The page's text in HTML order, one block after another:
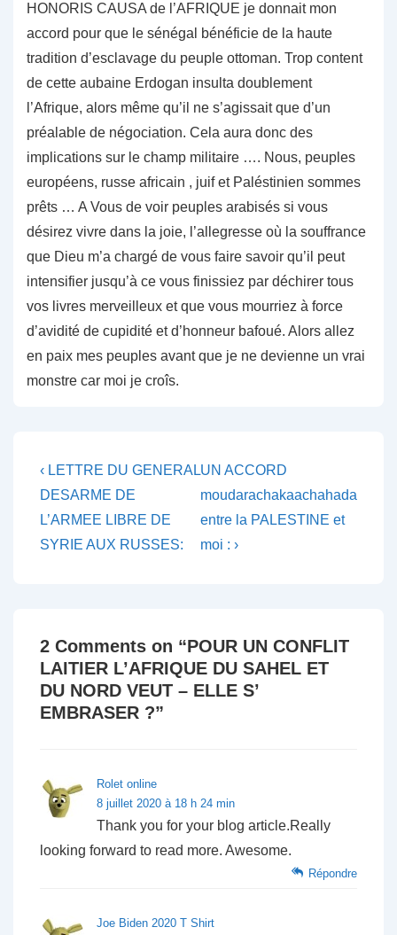
HONORIS CAUSA de l’AFRIQUE je donnait mon
accord pour que le sénégal bénéficie de la haute
tradition d’esclavage du peuple ottoman. Trop content
de cette aubaine Erdogan insulta doublement
l’Afrique, alors même qu’il ne s’agissait que d’un
préalable de négociation. Cela aura donc des
implications sur le champ militaire …. Nous, peuples
européens, russe africain , juif et Paléstinien sommes
prêts … A Vous de voir peuples arabisés si vous
désirez vivre dans la joie, l’allegresse où la souffrance
que Dieu m’a chargé de vous faire savoir qu’il peut
intensifier jusqu’à ce vous finissiez par déchirer tous
vos livres merveilleux et que vous mourriez à force
d’avidité de cupidité et d’honneur bafoué. Alors allez
en paix mes peuples avant que je ne devienne un vrai
monstre car moi je croîs.
Navigation
de
l’article
Previous
Post
is
‹ LETTRE DU GENERAL
DESARME DE
L’ARMEE LIBRE DE
SYRIE AUX RUSSES:
Next
Post
is
UN ACCORD
moudarachakaachahada
entre la PALESTINE et
moi : ›
2 Comments on “POUR UN CONFLIT
LAITIER L’AFRIQUE DU SAHEL ET
DU NORD VEUT – ELLE S’
EMBRASER ?”
Rolet online
8 juillet 2020 à 18 h 24 min
Thank you for your blog article.Really
looking forward to read more. Awesome.
Répondre
Joe Biden 2020 T Shirt